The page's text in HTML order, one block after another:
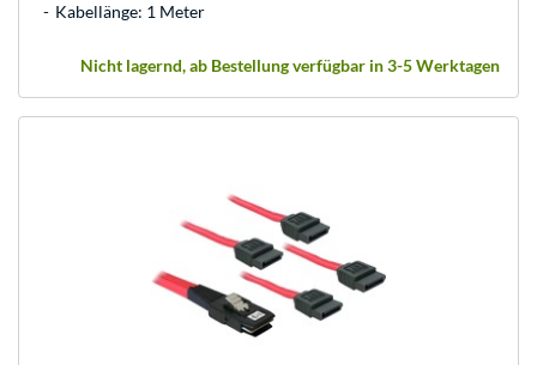
Kabellänge: 1 Meter
Nicht lagernd, ab Bestellung verfügbar in 3-5 Werktagen